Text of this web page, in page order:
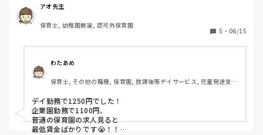
アオ先生
保育士, 幼稚園教諭, 認可外保育園
5 ・ 06/15
わたあめ
保育士, その他の職種, 保育園, 放課後等デイサービス, 児童発達支援
デイ勤務で1250円でした！
企業園勤務で1100円、
普通の保育園の求人見ると
最低賃金ばかりです😭！！